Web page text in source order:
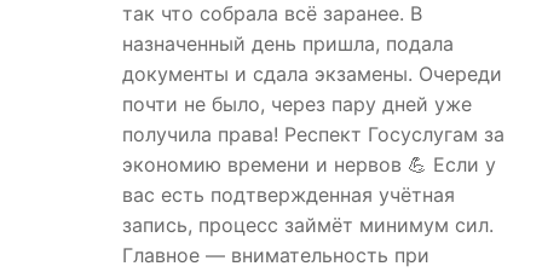
так что собрала всё заранее. В
назначенный день пришла, подала
документы и сдала экзамены. Очереди
почти не было, через пару дней уже
получила права! Респект Госуслугам за
экономию времени и нервов 💪 Если у
вас есть подтвержденная учётная
запись, процесс займёт минимум сил.
Главное — внимательность при